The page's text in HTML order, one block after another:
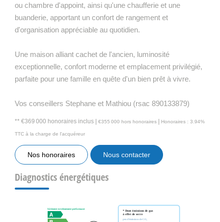
ou chambre d'appoint, ainsi qu'une chaufferie et une
buanderie, apportant un confort de rangement et
d'organisation appréciable au quotidien.
Une maison alliant cachet de l'ancien, luminosité
exceptionnelle, confort moderne et emplacement privilégié,
parfaite pour une famille en quête d'un bien prêt à vivre.
Vos conseillers Stephane et Mathiou (rsac 890133879)
** €369 000 honoraires inclus | €355 000 hors honoraires | Honoraires : 3.94%
TTC à la charge de l'acquéreur
Nos honoraires Nous contacter
Diagnostics énergétiques